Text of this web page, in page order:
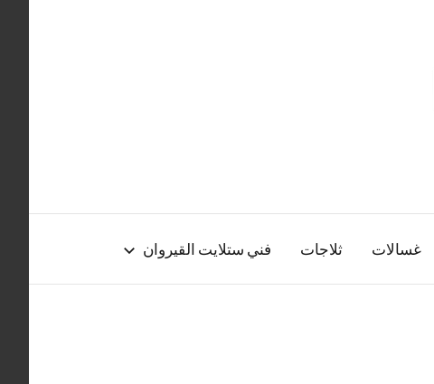
غسالات ثلاجات فني ستلايت القيروان